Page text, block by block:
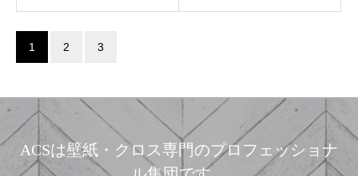
1 2 3
ACSは壁紙・クロス専門のプロフェッショナ